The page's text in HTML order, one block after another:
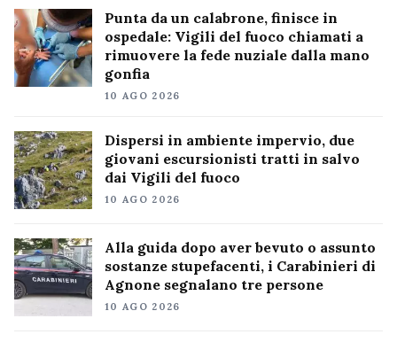
Punta da un calabrone, finisce in
ospedale: Vigili del fuoco chiamati a
rimuovere la fede nuziale dalla mano
gonfia
10 AGO 2026
Dispersi in ambiente impervio, due
giovani escursionisti tratti in salvo
dai Vigili del fuoco
10 AGO 2026
Alla guida dopo aver bevuto o assunto
sostanze stupefacenti, i Carabinieri di
Agnone segnalano tre persone
10 AGO 2026